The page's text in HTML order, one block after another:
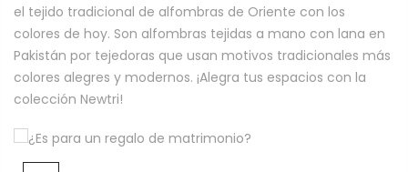
el tejido tradicional de alfombras de Oriente con los
colores de hoy. Son alfombras tejidas a mano con lana en
Pakistán por tejedoras que usan motivos tradicionales más
colores alegres y modernos. ¡Alegra tus espacios con la
colección Newtri!
¿Es para un regalo de matrimonio?